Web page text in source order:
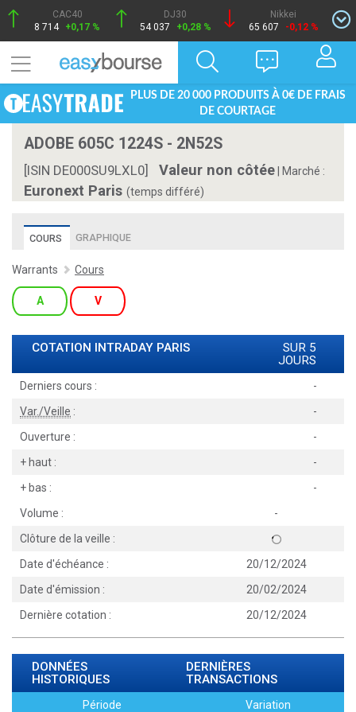
CAC40
8 714 +0,17 %
DJ30
54 037
+0,28 %
Nikkei
65 607
-0,12 %
PLUS DE 20 000 PRODUITS À 0€ DE FRAIS
DE COURTAGE
ADOBE 605C 1224S - 2N52S
[ISIN DE000SU9LXL0] Valeur non côtée Marché :
Euronext Paris (temps différé)
COURS GRAPHIQUE
Warrants Cours
A V
COTATION INTRADAY PARIS
SUR 5
JOURS
Derniers cours :
-
Var./Veille :
-
Ouverture :
-
+ haut :
-
+ bas :
-
Volume :
-
Clôture de la veille :
Date d'échéance :
20/12/2024
Date d'émission :
20/02/2024
Dernière cotation :
20/12/2024
DONNÉES
HISTORIQUES
DERNIÈRES
TRANSACTIONS
Période
Variation